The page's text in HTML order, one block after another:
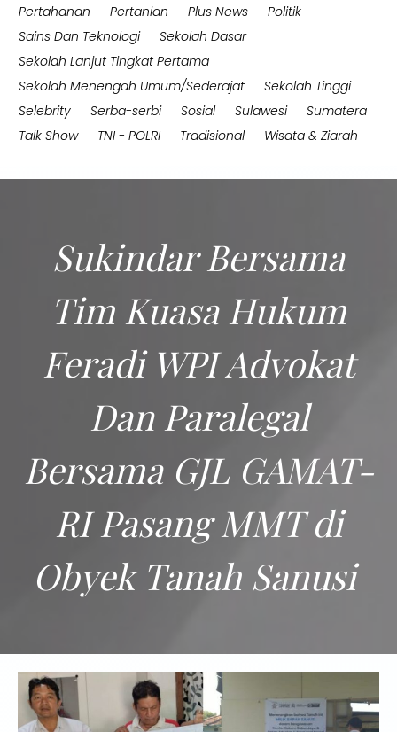
Pertahanan
Pertanian Plus News
Politik
Sains Dan Teknologi
Sekolah Dasar
Sekolah Lanjut Tingkat Pertama
Sekolah Menengah Umum/Sederajat
Sekolah Tinggi
Selebrity
Serba-serbi Sosial Sulawesi
Sumatera
Talk Show
TNI - POLRI Tradisional Wisata & Ziarah
Sukindar Bersama
Tim Kuasa Hukum
Feradi WPI Advokat
Dan Paralegal
Bersama GJL GAMAT-
RI Pasang MMT di
Obyek Tanah Sanusi